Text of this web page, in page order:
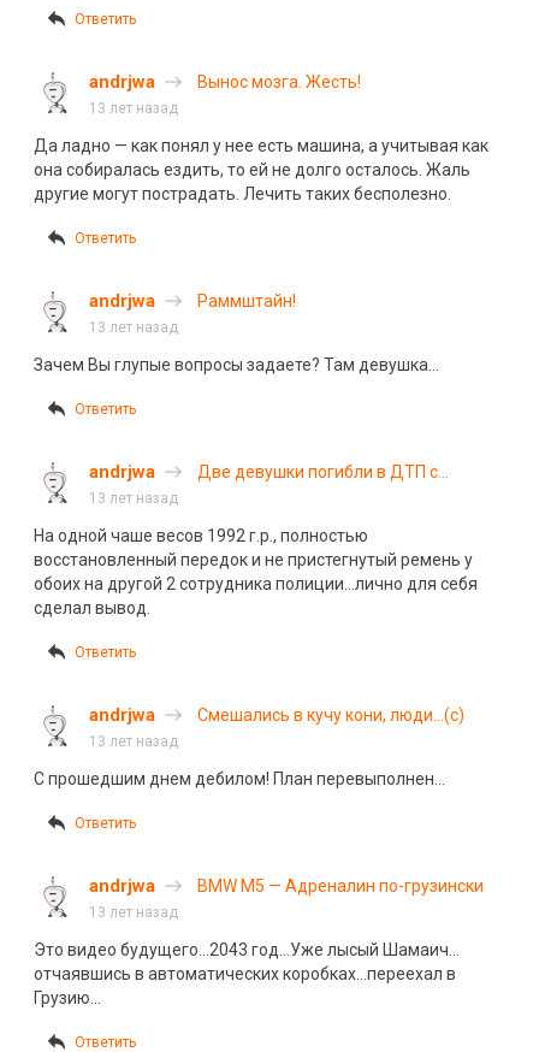
Ответить
andrjwa Вынос мозга. Жесть!
13 лет назад
Да ладно — как понял у нее есть машина, а учитывая как
она собиралась ездить, то ей не долго осталось. Жаль
другие могут пострадать. Лечить таких бесполезно.
Ответить
andrjwa Раммштайн!
13 лет назад
Зачем Вы глупые вопросы задаете? Там девушка…
Ответить
andrjwa
Две девушки погибли в ДТП с
13 лет назад
На одной чаше весов 1992 г.р., полностью
восстановленный передок и не пристегнутый ремень у
обоих на другой 2 сотрудника полиции…лично для себя
сделал вывод.
Ответить
andrjwa Смешались в кучу кони, люди…(c)
13 лет назад
С прошедшим днем дебилом! План перевыполнен…
Ответить
andrjwa BMW M5 — Адреналин по-грузински
13 лет назад
Это видео будущего…2043 год…Уже лысый Шамаич…
отчаявшись в автоматических коробках…переехал в
Грузию…
Ответить